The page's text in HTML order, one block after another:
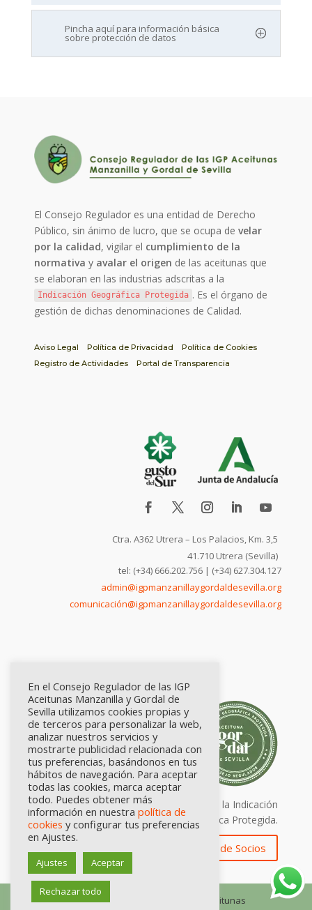
Pincha aquí para información básica
sobre protección de datos
El Consejo Regulador es una entidad de Derecho
Público, sin ánimo de lucro, que se ocupa develar
por la calidad, vigilar el cumplimiento de la
normativa y avalar el origen de las aceitunas que
se elaboran en las industrias adscritas a la
Indicación Geográfica Protegida . Es el órgano de
gestión de dichas denominaciones de Calidad.
Aviso Legal Política de Privacidad
Política de Cookies
Registro de Actividades
Portal de Transparencia
Ctra. A362 Utrera – Los Palacios, Km. 3,5
41.710 Utrera (Sevilla)
tel: (+34) 666.202.756 | (+34) 627.304.127
admin@igpmanzanillaygordaldesevilla.org
comunicación@igpmanzanillaygordaldesevilla.org
Calidad certificada por Origen. Sellos de la Indicación
Geográfica Protegida.
Zona de Socios
© Consejo Regulador de las IGP Aceitunas
En el Consejo Regulador de las IGP
Aceitunas Manzanilla y Gordal de
Sevilla utilizamos cookies propias y
de terceros para personalizar la web,
analizar nuestros servicios y
mostrarte publicidad relacionada con
tus preferencias, basándonos en tus
hábitos de navegación. Para aceptar
todas las cookies, marca aceptar
todo. Puedes obtener más
información en nuestra política de
cookies y configurar tus preferencias
en Ajustes.
Ajustes Aceptar
Rechazar todo